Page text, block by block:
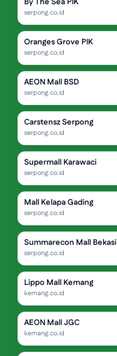
serpong.co.id
Oranges Grove PIK
serpong.co.id
AEON Mall BSD
serpong.co.id
Carstensz Serpong
serpong.co.id
Supermall Karawaci
serpong.co.id
Mall Kelapa Gading
serpong.co.id
Summarecon Mall Bekasi
serpong.co.id
Lippo Mall Kemang
kemang.co.id
AEON Mall JGC
kemang.co.id